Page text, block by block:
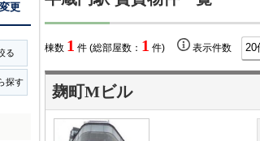
棟数 1 件 (総部屋数： 1 件) 表示件数
麹町Mビル
更
る
探す